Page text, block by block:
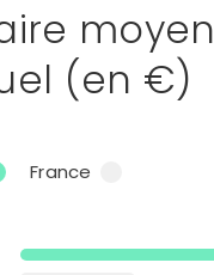
moyen
(en €)
France